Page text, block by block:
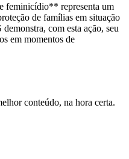
feminicídio** representa um
de famílias em situação
com esta ação, seu
em momentos de
conteúdo, na hora certa.